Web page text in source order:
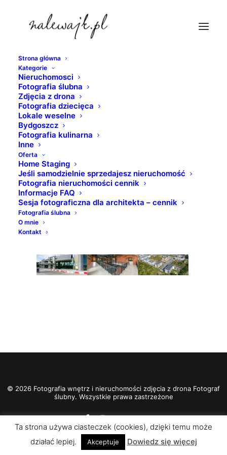
Strona główna
Kategorie
Nieruchomosci
Fotografia ślubna
Zdjęcia z drona
Fotografia dziecięca
Lokale weselne
Bydgoszcz
Fotografia kulinarna
Inne
Oferta
Home Staging
Jeśli samodzielnie sprzedajesz nieruchomość
Fotografia nieruchomości cennik
Informacje FAQ
Sesja fotograficzna dla architekta – cennik
Fotografia ślubna
O mnie
Kontakt
fotograf-nieruchomosci-torun
Strona Główna
fotograf-nieruchomosci-torun
© 2026 Fotografia wnętrz i nieruchomości zdjęcia z drona Fotograf
ślubny. Wszystkie prawa zastrzeżone
Ta strona używa ciasteczek (cookies), dzięki temu może
działać lepiej.
Akceptuje Dowiedz się więcej